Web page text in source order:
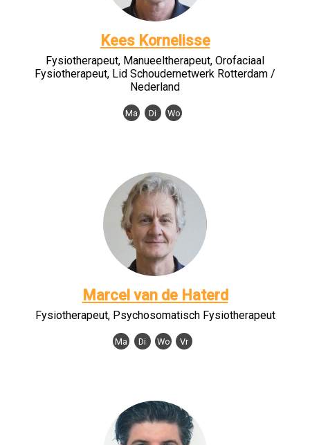
Kees Kornelisse
Fysiotherapeut, Manueeltherapeut, Orofaciaal
Fysiotherapeut, Lid Schoudernetwerk Rotterdam /
Nederland
Ma Di Wo
Marcel van de Haterd
Fysiotherapeut, Psychosomatisch Fysiotherapeut
Ma Di Wo Vr